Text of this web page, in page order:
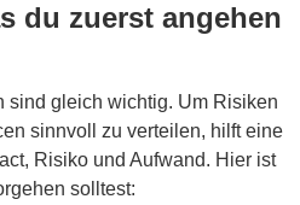
du zuerst angehen
sind gleich wichtig. Um Risiken
sinnvoll zu verteilen, hilft eine
Risiko und Aufwand. Hier ist
solltest: